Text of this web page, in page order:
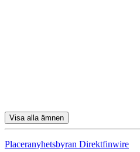
Visa alla ämnen
Placeranyhetsbyran Direktfinwire